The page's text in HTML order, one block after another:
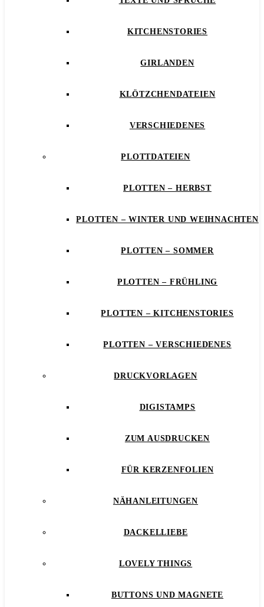
KITCHENSTORIES
GIRLANDEN
KLÖTZCHENDATEIEN
VERSCHIEDENES
PLOTTDATEIEN
PLOTTEN – HERBST
PLOTTEN – WINTER UND WEIHNACHTEN
PLOTTEN – SOMMER
PLOTTEN – FRÜHLING
PLOTTEN – KITCHENSTORIES
PLOTTEN – VERSCHIEDENES
DRUCKVORLAGEN
DIGISTAMPS
ZUM AUSDRUCKEN
FÜR KERZENFOLIEN
NÄHANLEITUNGEN
DACKELLIEBE
LOVELY THINGS
BUTTONS UND MAGNETE